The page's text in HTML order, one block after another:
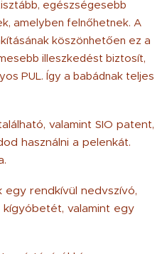
egészségesebb
amelyben felnőhetnek. A
köszönhetően ez a
illeszkedést biztosít,
PUL. Így a babádnak teljes
valamint SIO patent,
használni a pelenkát.
egy rendkívül nedvszívó,
valamint egy